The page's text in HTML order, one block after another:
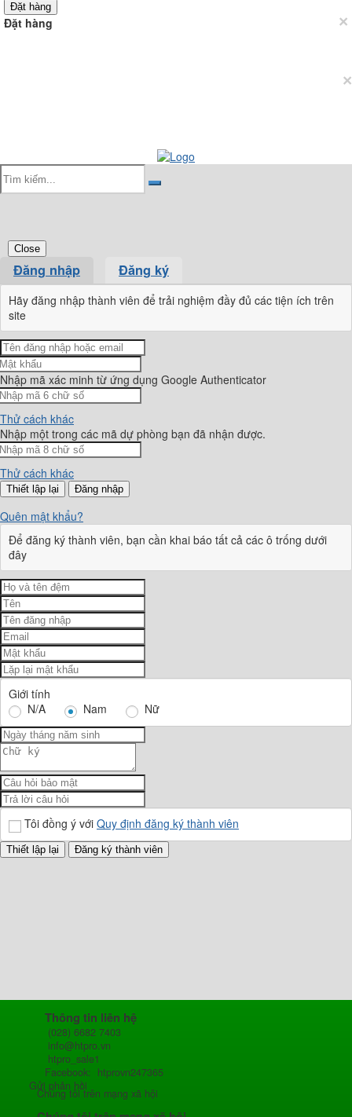
Đặt hàng
×
Đặt hàng
×
Thông tin liên hệ
(028) 6682 7403
info@htpro.vn
htpro_sale1
Facebook: htprovn247365
Gửi phản hồi
Chúng tôi trên mạng xã hội
Close
Đăng nhập Đăng ký
Hãy đăng nhập thành viên để trải nghiệm đầy đủ các tiện ích trên
site
Nhập mã xác minh từ ứng dụng Google Authenticator
Thử cách khác
Nhập một trong các mã dự phòng bạn đã nhận được.
Thử cách khác
Đăng nhập
Quên mật khẩu?
Để đăng ký thành viên, bạn cần khai báo tất cả các ô trống dưới
đây
Giới tính
N/A
Nam Nữ
Tôi đồng ý với Quy định đăng ký thành viên